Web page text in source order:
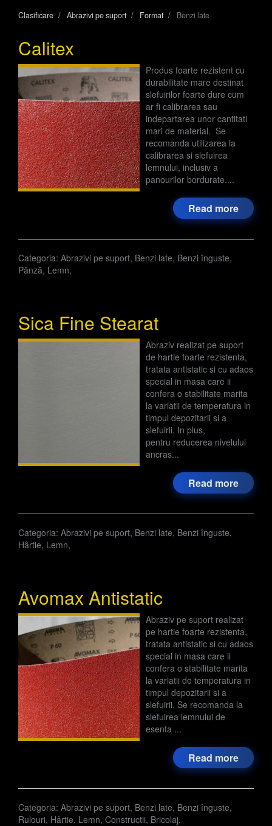
Clasificare Abrazivi pe suport Format Benzi late
Calitex
Produs foarte rezistent cu
durabilitate mare destinat
slefuirilor foarte dure cum
ar fi calibrarea sau
indepartarea unor cantitati
mari de material. Se
recomanda utilizarea la
calibrarea si slefuirea
lemnului, inclusiv a
panourilor bordurate....
Read more
Categoria: Abrazivi pe suport, Benzi late, Benzi înguste,
Pânză, Lemn,
Sica Fine Stearat
Abraziv realizat pe suport
de hartie foarte rezistenta,
tratata antistatic si cu adaos
special in masa care ii
confera o stabilitate marita
la variatii de temperatura in
timpul depozitarii si a
slefuirii. In plus,
pentru reducerea nivelului
ancras...
Read more
Categoria: Abrazivi pe suport, Benzi late, Benzi înguste,
Hârtie, Lemn,
Avomax Antistatic
Abraziv pe suport realizat
pe hartie foarte rezistenta,
tratata antistatic si cu adaos
special in masa care ii
confera o stabilitate marita
la variatii de temperatura in
timpul depozitarii si a
slefuirii. Se recomanda la
slefuirea lemnului de
esenta ...
Read more
Categoria: Abrazivi pe suport, Benzi late, Benzi înguste,
Rulouri, Hârtie, Lemn, Constructii, Bricolaj,